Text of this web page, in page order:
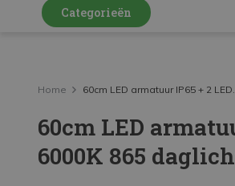
Categorieën
LED Railspots
LED Panelen
LED TL
Home 60cm LED armatuur IP65 + 2
60cm LED
6000K 865